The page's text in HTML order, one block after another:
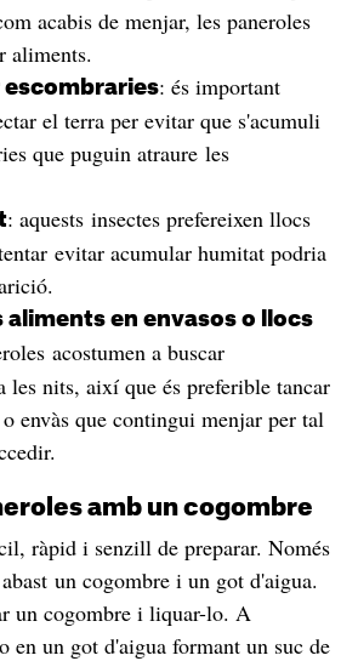
acabis de menjar, les paneroles
aliments.
escombraries: és important
el terra per evitar que s'acumuli
que puguin atraure les
: aquests insectes prefereixen llocs
evitar acumular humitat podria
aliments en envasos o llocs
acostumen a buscar
les nits, així que és preferible tancar
envàs que contingui menjar per tal
amb un cogombre
ràpid i senzill de preparar. Només
un cogombre i un got d'aigua.
un cogombre i liquar-lo. A
en un got d'aigua formant un suc de